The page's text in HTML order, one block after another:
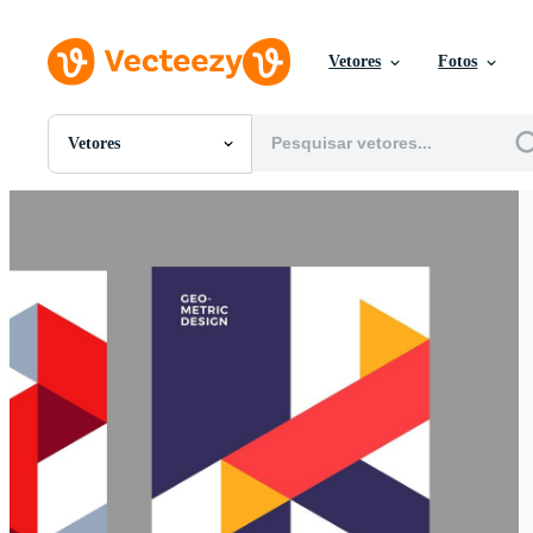
Vetores Fotos
Vetores
Todas Imagens
SVGs
Videos
Eventos Editoriais